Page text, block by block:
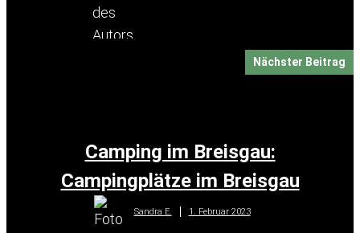
Nächster Beitrag
Camping im Breisgau:
Campingplätze im Breisgau
Sandra E. 1. Februar 2023